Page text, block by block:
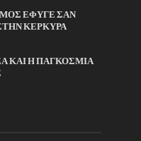
ΕΦΥΓΕ ΣΑΝ
ΚΕΡΚΥΡΑ
ΚΑΙ Η ΠΑΓΚΟΣΜΙΑ